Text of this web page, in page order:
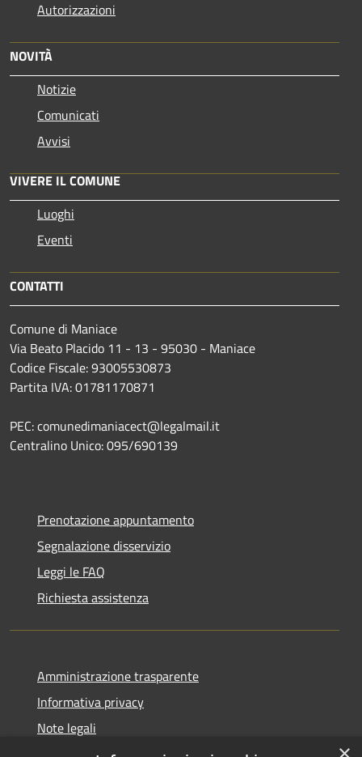
Autorizzazioni
NOVITÀ
Notizie
Comunicati
Avvisi
VIVERE IL COMUNE
Luoghi
Eventi
CONTATTI
Comune di Maniace
Via Beato Placido 11 - 13 - 95030 - Maniace
Codice Fiscale: 93005530873
Partita IVA: 01781170871
PEC: comunedimaniacect@legalmail.it
Centralino Unico: 095/690139
Prenotazione appuntamento
Segnalazione disservizio
Leggi le FAQ
Richiesta assistenza
Amministrazione trasparente
Informativa privacy
Note legali